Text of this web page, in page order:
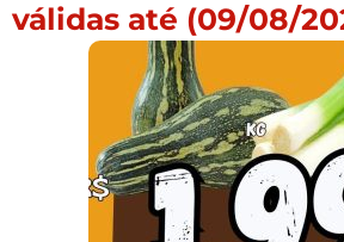
válidas até (09/08/